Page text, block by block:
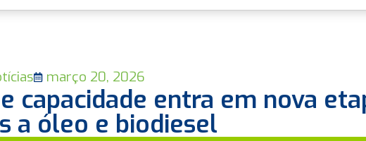
março 20, 2026
capacidade entra em nova
a óleo e biodiesel